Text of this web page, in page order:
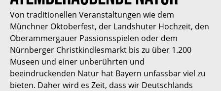
Von traditionellen Veranstaltungen wie dem
Münchner Oktoberfest, der Landshuter Hochzeit, den
Oberammergauer Passionsspielen oder dem
Nürnberger Christkindlesmarkt bis zu über 1.200
Museen und einer unberührten und
beeindruckenden Natur hat Bayern unfassbar viel zu
bieten. Daher wird es Zeit, dass wir Deutschlands